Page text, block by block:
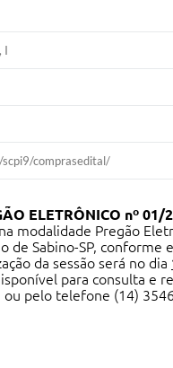
I
comprasedital/
ELETRÔNICO nº 01/
Pregão
Sabino-SP,
da sessão será no dia
para consulta e
ou pelo telefone (14)